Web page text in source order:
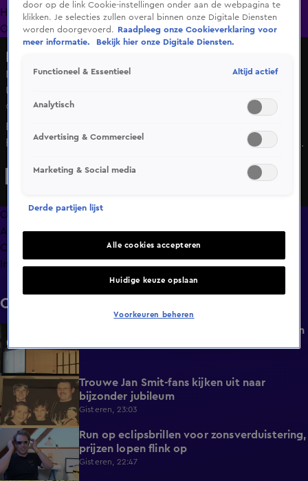
HomeUitzending Gemist Programma's De Bondgenoten
OranjezomerLivestreamsShop
ME grijpt in bij pro-Palestina-demonstratie Leiden
University Den Haag
6 mei 2025, 16:00
Bij de Universiteit Leiden in Den Haag is dinsdagmiddag
hard opgetreden tegen een pro-Palestina-demonstratie.
politie ingrepen en het pand ontruimden. Een deel van de
Overzicht
Afleveringen
Clips
Info
Clips
Dode door brand in flatgebouw Rotterdam
1:59
Trouwe Jan Smit-fans kijken uit naar
bijzonder jubileum
Gisteren, 23:03
2:06
Run op eclipsbrillen voor zonsverduistering,
prijzen lopen flink op
Gisteren, 22:47
door op de link Cookie-instellingen onder aan de webpagina te
klikken. Je selecties zullen overal binnen onze Digitale Diensten
worden doorgevoerd.
Raadpleeg onze Cookieverklaring voor
meer informatie.
Bekijk hier onze Digitale Diensten.
Functioneel & Essentieel Altijd actief
Analytisch
Advertising & Commercieel
Marketing & Social media
Derde partijen lijst
Alle cookies accepteren
Huidige keuze opslaan
Voorkeuren beheren